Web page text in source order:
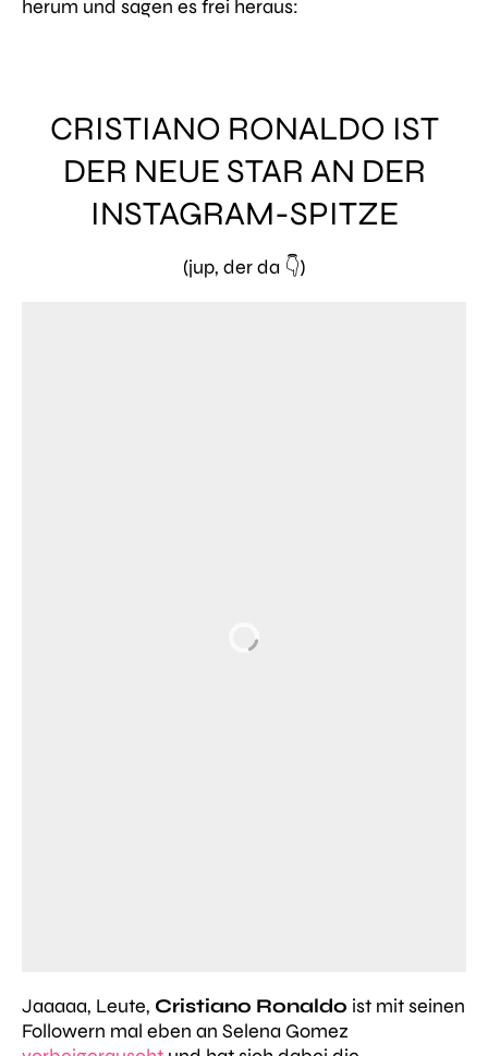
herum und sagen es frei heraus:
CRISTIANO RONALDO IST
DER NEUE STAR AN DER
INSTAGRAM-SPITZE
(jup, der da 👇)
Jaaaaa, Leute, Cristiano Ronaldo ist mit seinen
Followern mal eben an Selena Gomez